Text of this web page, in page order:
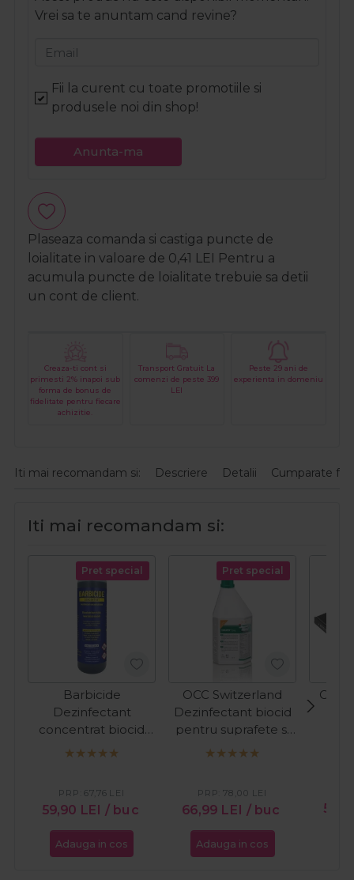
Vrei sa te anuntam cand revine?
Email
Fii la curent cu toate promotiile si
produsele noi din shop!
Anunta-ma
Plaseaza comanda si castiga puncte de
loialitate in valoare de 0,41 LEI
Pentru a
acumula puncte de loialitate trebuie sa detii
un cont de client.
Creaza-ti cont si
primesti 2% inapoi sub
forma de bonus de
fidelitate pentru fiecare
achizitie.
Transport Gratuit La
comenzi de peste 399
LEI
Peste 29 ani de
experienta in domeniu
Iti mai recomandam si: Descriere Detalii Cumparate
Iti mai recomandam si:
Pret special
Barbicide
Dezinfectant
concentrat biocid
pentru instrumentar
59,90 LEI / buc
PRP:67,76 LEI
Adauga in cos
Pret special
OCC Switzerland
Dezinfectant biocid
pentru suprafete si
instrumentar
66,99 LEI / buc
PRP:78,00 LEI
Adauga in cos